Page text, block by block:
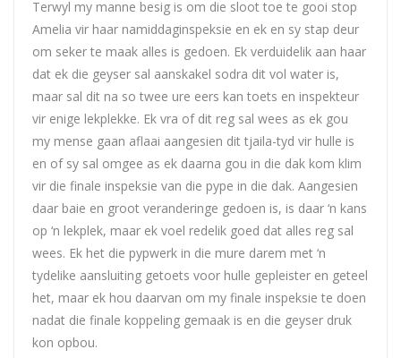
Terwyl my manne besig is om die sloot toe te gooi stop
Amelia vir haar namiddaginspeksie en ek en sy stap deur
om seker te maak alles is gedoen. Ek verduidelik aan haar
dat ek die geyser sal aanskakel sodra dit vol water is,
maar sal dit na so twee ure eers kan toets en inspekteur
vir enige lekplekke. Ek vra of dit reg sal wees as ek gou
my mense gaan aflaai aangesien dit tjaila-tyd vir hulle is
en of sy sal omgee as ek daarna gou in die dak kom klim
vir die finale inspeksie van die pype in die dak. Aangesien
daar baie en groot veranderinge gedoen is, is daar ‘n kans
op ‘n lekplek, maar ek voel redelik goed dat alles reg sal
wees. Ek het die pypwerk in die mure darem met ‘n
tydelike aansluiting getoets voor hulle gepleister en geteel
het, maar ek hou daarvan om my finale inspeksie te doen
nadat die finale koppeling gemaak is en die geyser druk
kon opbou.